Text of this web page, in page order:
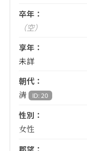
卒年：
（空）
享年：
未詳
朝代：
清 ID: 20
性別：
女性